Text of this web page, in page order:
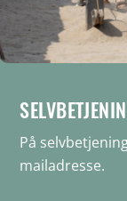
På
mailadresse.